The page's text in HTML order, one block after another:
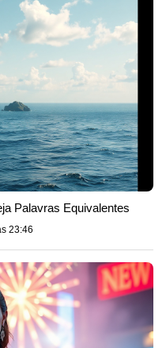
Palavras Equivalentes
23:46